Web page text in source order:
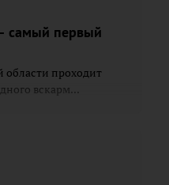
самый первый
области проходит
вскарм...